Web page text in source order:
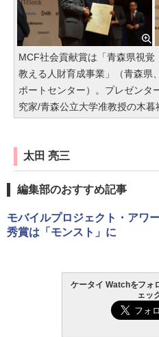
MCF社会貢献賞は「青森県視
教える人財育成事業」（青森県
ポートセンター）。プレゼンタ
究家/青森公立大学准教授の木暮
太田 亮三
編集部のおすすめ記事
モバイルプロジェクト・アワ
秀賞は「モンスト」に
ケータイ Watchをフォ
ェッ